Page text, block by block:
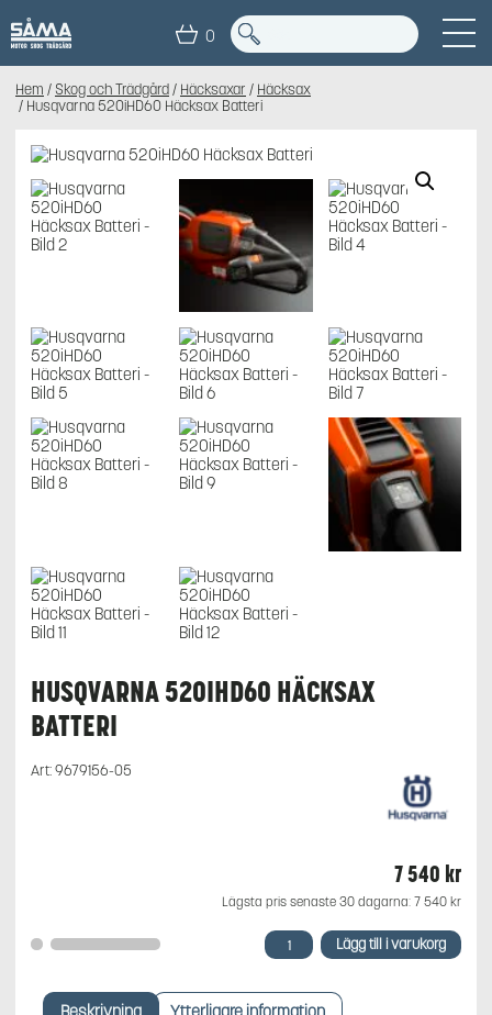
0
Hem / Skog och Trädgård/ Häcksaxar / Häcksax
/ Husqvarna 520iHD60 Häcksax Batteri
HUSQVARNA 520IHD60 HÄCKSAX
BATTERI
Art:9679156-05
7 540 kr
Lägsta pris senaste 30 dagarna: 7 540 kr
Husqvarna
520iHD60
Batteri
Lägg till i varukorg